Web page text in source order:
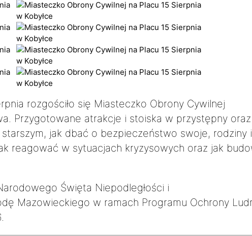
rozgościło się Miasteczko Obrony Cywilnej
Przygotowane atrakcje i stoiska w przystępny oraz
starszym, jak dbać o bezpieczeństwo swoje, rodziny i
reagować w sytuacjach kryzysowych oraz jak
Święta Niepodległości i
Mazowieckiego w ramach Programu Ochrony